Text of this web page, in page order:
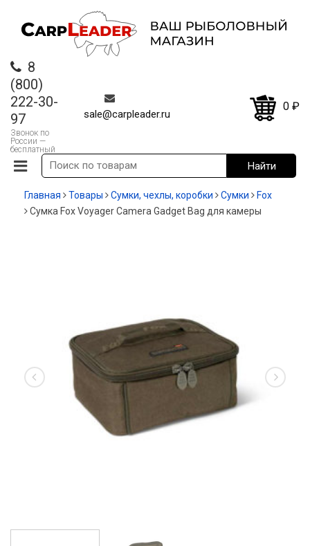
8
(800)
222-30-
97
Звонок по
России —
бесплатный
sale@carpleader.ru
0 ₽
Главная Товары Сумки, чехлы, коробки Cумки
Fox
Сумка Fox Voyager Camera Gadget Bag для камеры